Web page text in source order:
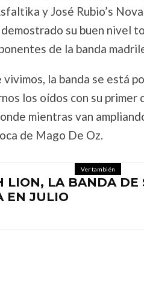
y José Rubio’s
su buen nivel
de la banda
la banda se está
los oídos con su
mientras van
de Mago De Oz.
Ver también
LION, LA BANDA DE
EN JULIO